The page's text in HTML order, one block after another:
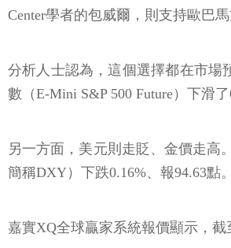
Center學者的包威爾，則支持歐巴
分析人士認為，這個選擇都在市場
數（E-Mini S&P 500 Future）下滑了
另一方面，美元則走貶、金價走高
簡稱DXY）下跌0.16%、報94.63點。
嘉實XQ全球贏家系統報價顯示，截